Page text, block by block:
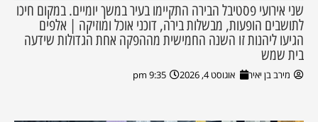
שני אירועי פסטיבל הבירה התקיימו בעיר במשך יומיים. במקום חיכו
לתושבים הופעות, מבשלות בירה, דוכני אוכל ומוזיקה | אלפים
הגיעו ליהנות זו השנה החמישית מההפקה אחת הגדולות שידעה
בית שמש
מירב בן יאיר אוגוסט 4, 2026 9:35 pm